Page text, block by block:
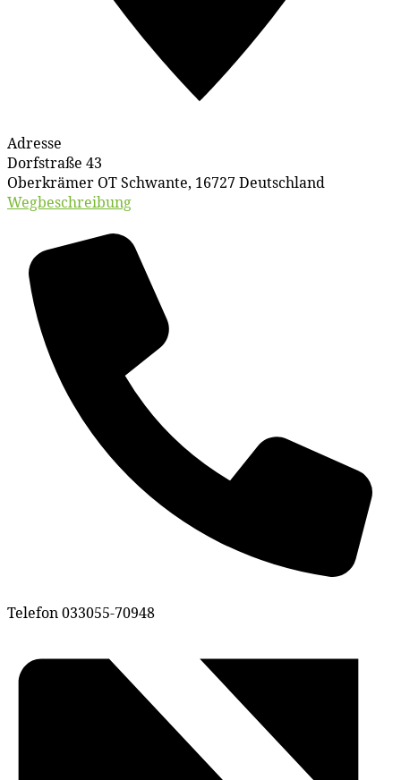
Adresse
Dorfstraße 43
Oberkrämer OT Schwante, 16727Deutschland
Wegbeschreibung
Telefon033055-70948